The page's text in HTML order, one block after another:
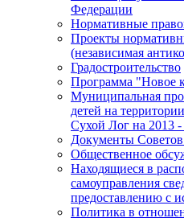
Федерации
Нормативные
Проекты
(независимая
Градостроительство
Программа "Новое
Муниципальная
детей на
Сухой Лог на 2013
Документы
Общественное
Находящиеся в
самоуправления
предоставлению с
Политика в